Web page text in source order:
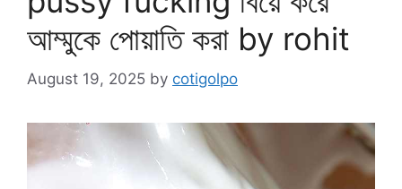
আম্মুকে পোয়াতি করা by rohit
August 19, 2025 by cotigolpo